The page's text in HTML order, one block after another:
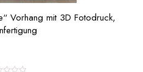
Vorhang mit 3D Fotodruck,